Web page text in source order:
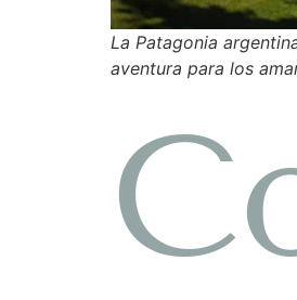
La Patagonia
aventura para los